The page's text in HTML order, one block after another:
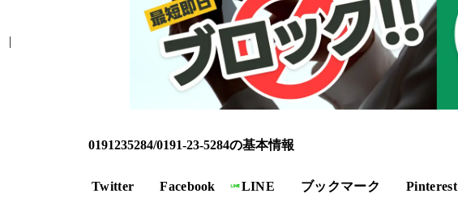
0191235284/0191-23-5284の基本情報
Twitter Facebook LINE ブックマーク Pinterest